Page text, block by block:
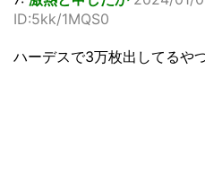
ID:5kk/1MQS0
ハーデスで3万枚出してるや